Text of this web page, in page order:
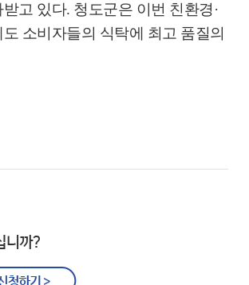
고 있다. 청도군은 이번 친환경 ·
소비자들의 식탁에 최고 품질의